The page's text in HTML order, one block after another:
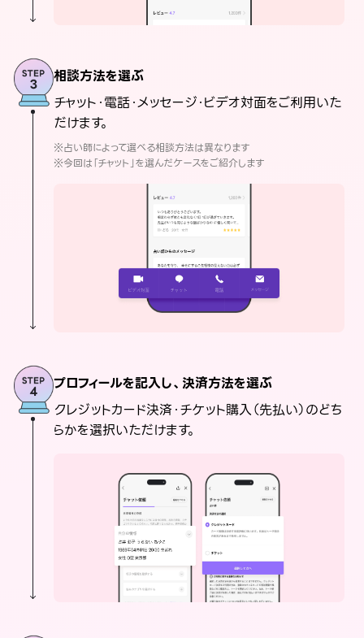
相談方法を選ぶ
チャット・電話・メッセージ・ビデオ対面をご利用いた
だけます。
※占い師によって選べる相談方法は異なります
※今回は「チャット」を選んだケースをご紹介します
プロフィールを記入し、決済方法を選ぶ
クレジットカード決済・チケット購入（先払い）のどち
らかを選択いただけます。